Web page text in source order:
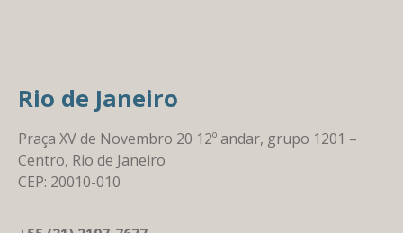
Rio de Janeiro
Praça XV de Novembro 20 12º andar, grupo 1201 –
Centro, Rio de Janeiro
CEP: 20010-010